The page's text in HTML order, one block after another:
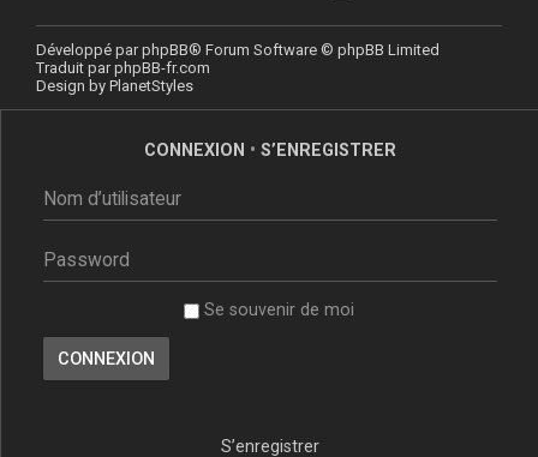
Développé parphpBB® Forum Software © phpBB Limited
Traduit parphpBB-fr.com
Design by PlanetStyles
CONNEXION • S’ENREGISTRER
Se souvenir de moi
S’enregistrer